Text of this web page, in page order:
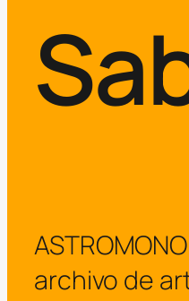
archivo de